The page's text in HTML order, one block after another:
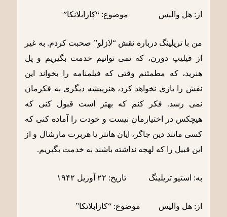
از: هل والیس موضوع: “کازابلانکا”
من با تریلینگ درباره نقش “لازلو” صحبت کردم. به غیر
از فیلیپ دورن، که نمی توانیم خدمت بگیریم و پل
هنرید، که مطمئنم وقتی که فیلمنامه را بخواند این
نقش را بازی نخواهد کرد، هنرپیشه دیگری به فکرمان
نمی رسد. فکر کنم که بهتر است قبول کنی که
هیچکس در اختیارمان نیست و خودت را آماده کنی که
کسی مانند دین جاگر، ایان هانتر یا هربرت مارشال و از
این قبیل را که لهجه نداشته باشند به خدمت بگیریم.
به: استیو تریلینگ تاریخ: ٢٢ آوریل ١٩۴٢
از: هل والیس موضوع: “کازابلانکا”